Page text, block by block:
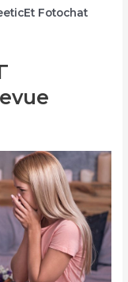
Fotochat